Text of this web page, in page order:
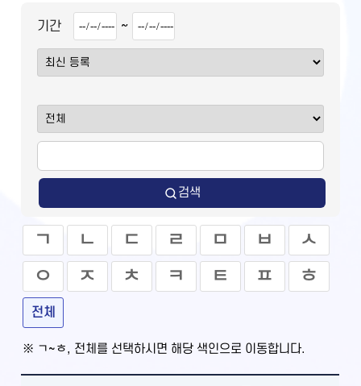
기간 ~
검색
ㄱ ㄴ ㄷ ㄹ ㅁ ㅂ
ㅅ
ㅇ
ㅈ ㅊ ㅋ ㅌ ㅍ ㅎ
전체
※ ㄱ~ㅎ, 전체를 선택하시면 해당 색인으로 이동합니다.